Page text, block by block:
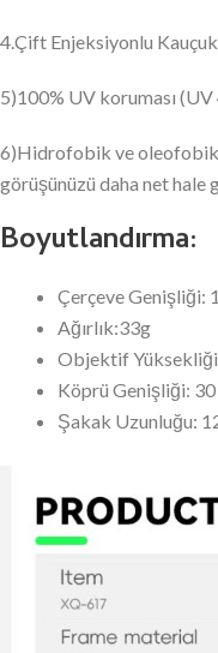
4.Çift Enjeksiyonlu
5)100% UV koruması (UV
6)Hidrofobik ve oleofobik
görüşünüzü daha net hale
Boyutlandırma:
Çerçeve Genişliği:
Ağırlık:33g
Objektif Yüksekliği
Köprü Genişliği: 30
Şakak Uzunluğu: